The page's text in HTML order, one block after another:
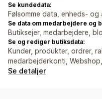
Se kundedata:
Følsomme data, enheds-
Se data om medarbejdere og
Butiksejer, medarbejdere,
Se og rediger butiksdata:
Kunder, produkter, ordrer,
medarbejderkonti,
Se detaljer